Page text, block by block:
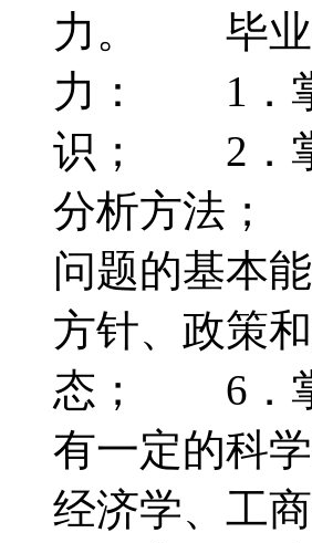
力。 毕业
力： 1．掌
识； 2．掌
分析方法；
问题的基本
方针、政策
态； 6．掌
有一定的科
经济学、工